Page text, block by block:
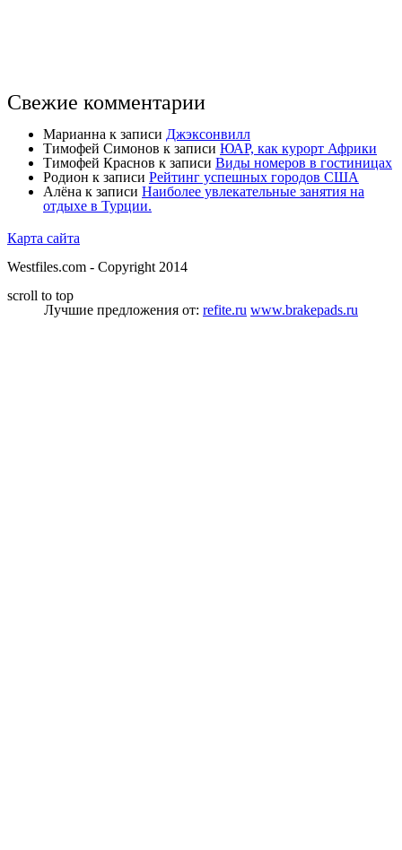
Свежие комментарии
Марианна к записи Джэксонвилл
Тимофей Симонов к записи ЮАР, как курорт Африки
Тимофей Краснов к записи Виды номеров в гостиницах
Родион к записи Рейтинг успешных городов США
Алёна к записи Наиболее увлекательные занятия на
отдыхе в Турции.
Карта сайта
Westfiles.com - Copyright 2014
scroll to top
Лучшие предложения от: refite.ru www.brakepads.ru